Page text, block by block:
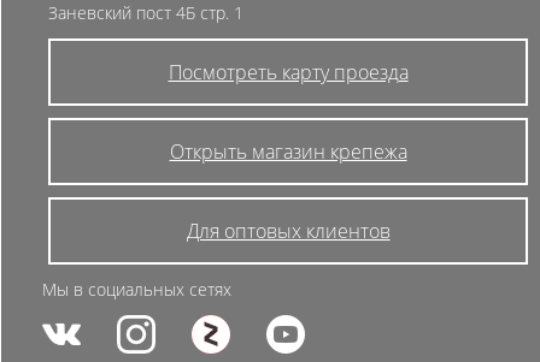
Заневский пост 4Б стр. 1
Посмотреть карту проезда
Открыть магазин крепежа
Для оптовых клиентов
Мы в социальных сетях